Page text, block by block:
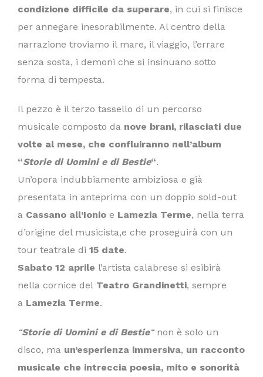
condizione difficile da superare, in cui si finisce
per annegare inesorabilmente. Al centro della
narrazione troviamo il mare, il viaggio, l’errare
senza sosta, i demoni che si insinuano sotto
forma di tempesta.
Il pezzo è il terzo tassello di un percorso
musicale composto da nove brani, rilasciati due
volte al mese, che confluiranno nell’album
“Storie di Uomini e di Bestie“.
Un’opera indubbiamente ambiziosa e già
presentata in anteprima con un doppio sold-out
a Cassano all’Ionio e Lamezia Terme, nella terra
d’origine del musicista,e che proseguirà con un
tour teatrale di 15 date.
Sabato 12 aprile l’artista calabrese si esibirà
nella cornice del Teatro Grandinetti, sempre
a Lamezia Terme.
“Storie di Uomini e di Bestie“non è solo un
disco, ma un’esperienza immersiva, un racconto
musicale che intreccia poesia, mito e sonorità